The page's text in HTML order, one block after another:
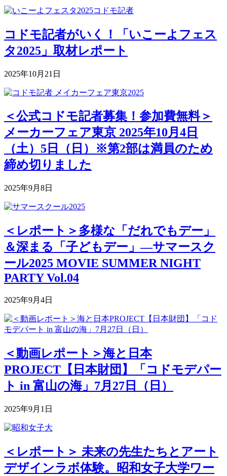
コドモ記者がいく！「いこーよフェス
タ2025」取材レポート
2025年10月21日
＜公式コドモ記者募集！参加費無料＞
メーカーフェア東京 2025年10月4日
（土）5日（日）※第2部は満員のため
締め切りました
2025年9月8日
＜レポート＞多様な「だれでもデー」
＆深まる「子どもデー」―サマースク
ール2025 MOVIE SUMMER NIGHT
PARTY Vol.04
2025年9月4日
＜動画レポート＞海と日本
PROJECT【日本財団】「コドモデパー
ト in 富山の海」7月27日（日）
2025年9月1日
＜レポート＞ 未来の先生たちとアート
デザインラボ体験。昭和女子大学ワー